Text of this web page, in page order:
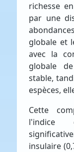
richesse
par une
globale et
avec la
globale
stable,
espèces,
Cette
l'indice
insulaire